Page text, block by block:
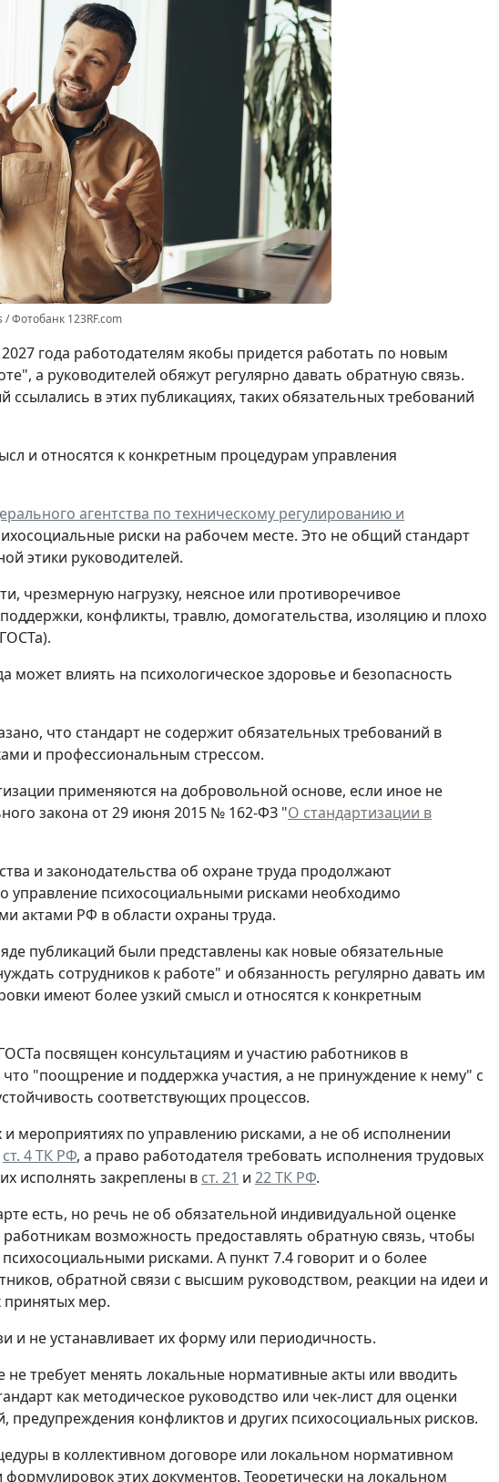
Фотобанк 123RF.com
года работодателям якобы придется работать по новым
а руководителей обяжут регулярно давать обратную связь.
ссылались в этих публикациях, таких обязательных требований
и относятся к конкретным процедурам управления
агентства по техническому регулированию и
риски на рабочем месте. Это не общий стандарт
этики руководителей.
чрезмерную нагрузку, неясное или противоречивое
конфликты, травлю, домогательства, изоляцию и плохо
может влиять на психологическое здоровье и безопасность
что стандарт не содержит обязательных требований в
и профессиональным стрессом.
применяются на добровольной основе, если иное не
закона от 29 июня 2015 № 162-ФЗ "О стандартизации в
и законодательства об охране труда продолжают
управление психосоциальными рисками необходимо
актами РФ в области охраны труда.
публикаций были представлены как новые обязательные
сотрудников к работе" и обязанность регулярно давать им
имеют более узкий смысл и относятся к конкретным
посвящен консультациям и участию работников в
"поощрение и поддержка участия, а не принуждение к нему" с
соответствующих процессов.
и мероприятиях по управлению рисками, а не об исполнении
ст. 4 ТК РФ, а право работодателя требовать исполнения трудовых
исполнять закреплены в ст. 21 и 22 ТК РФ.
есть, но речь не об обязательной индивидуальной оценке
возможность предоставлять обратную связь, чтобы
рисками. А пункт 7.4 говорит и о более
обратной связи с высшим руководством, реакции на идеи и
принятых мер.
и не устанавливает их форму или периодичность.
не требует менять локальные нормативные акты или вводить
как методическое руководство или чек-лист для оценки
предупреждения конфликтов и других психосоциальных рисков.
в коллективном договоре или локальном нормативном
этих документов. Теоретически на локальном